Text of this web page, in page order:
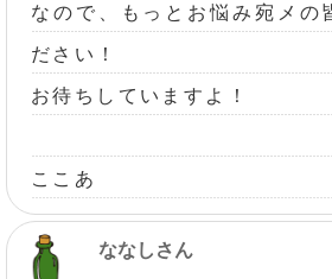
なので、もっとお悩み宛メの
ださい！
お待ちしていますよ！
ここあ
ななしさん